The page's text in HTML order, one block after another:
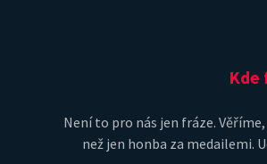
Kde
Není to pro nás jen fráze.
než jen honba za medailemi.